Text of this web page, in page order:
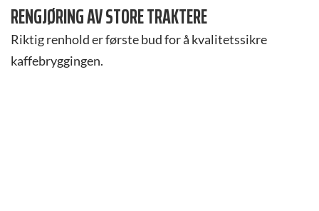
RENGJØRING AV STORE TRAKTERE
Riktig renhold er første bud for å kvalitetssikre
kaffebryggingen.